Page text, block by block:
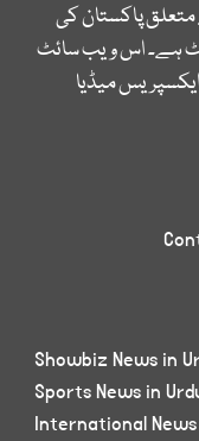
پاکستان کی
ہے۔ اس ویب سائٹ
میڈیا
Showbiz News in
Sports News in
International